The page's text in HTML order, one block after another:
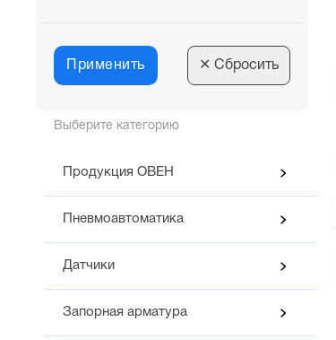
Выберите категорию
Продукция ОВЕН
Пневмоавтоматика
Датчики
Запорная арматура
Применить ✕ Сбросить